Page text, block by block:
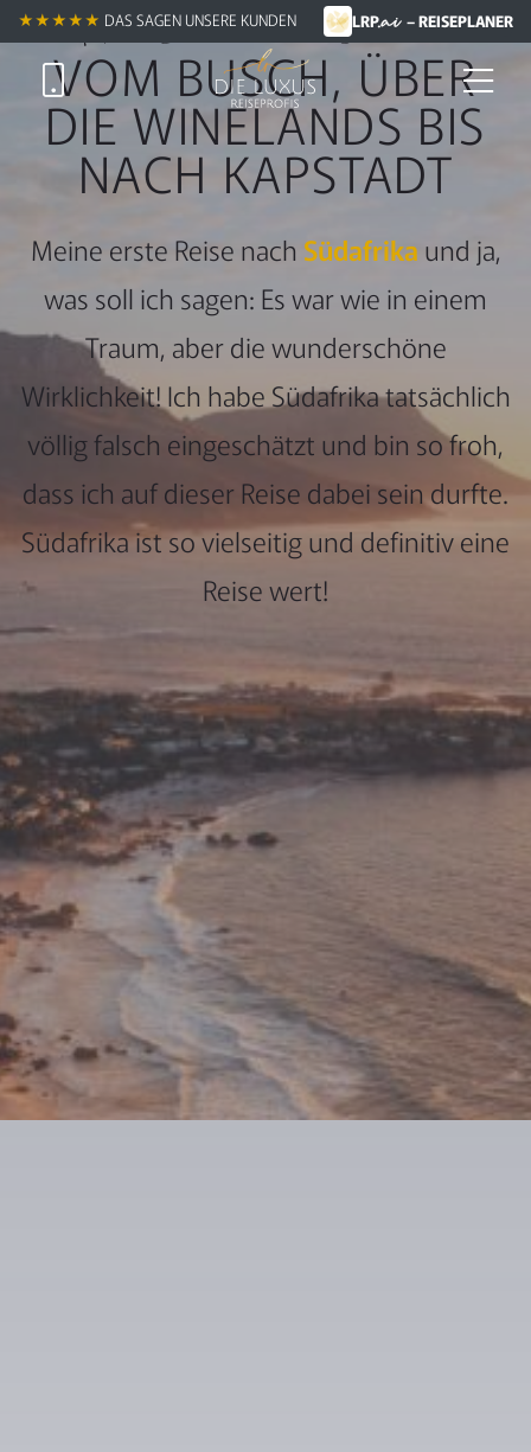
★★★★★ DAS SAGEN UNSERE KUNDEN LRP.ai – REISEPLANER
Meine Luxusreise durch Südafrika
VOM BUSCH, ÜBER
DIE WINELANDS BIS
NACH KAPSTADT
Meine erste Reise nach Südafrika und ja,
was soll ich sagen: Es war wie in einem
Traum, aber die wunderschöne
Wirklichkeit! Ich habe Südafrika tatsächlich
völlig falsch eingeschätzt und bin so froh,
dass ich auf dieser Reise dabei sein durfte.
Südafrika ist so vielseitig und definitiv eine
Reise wert!